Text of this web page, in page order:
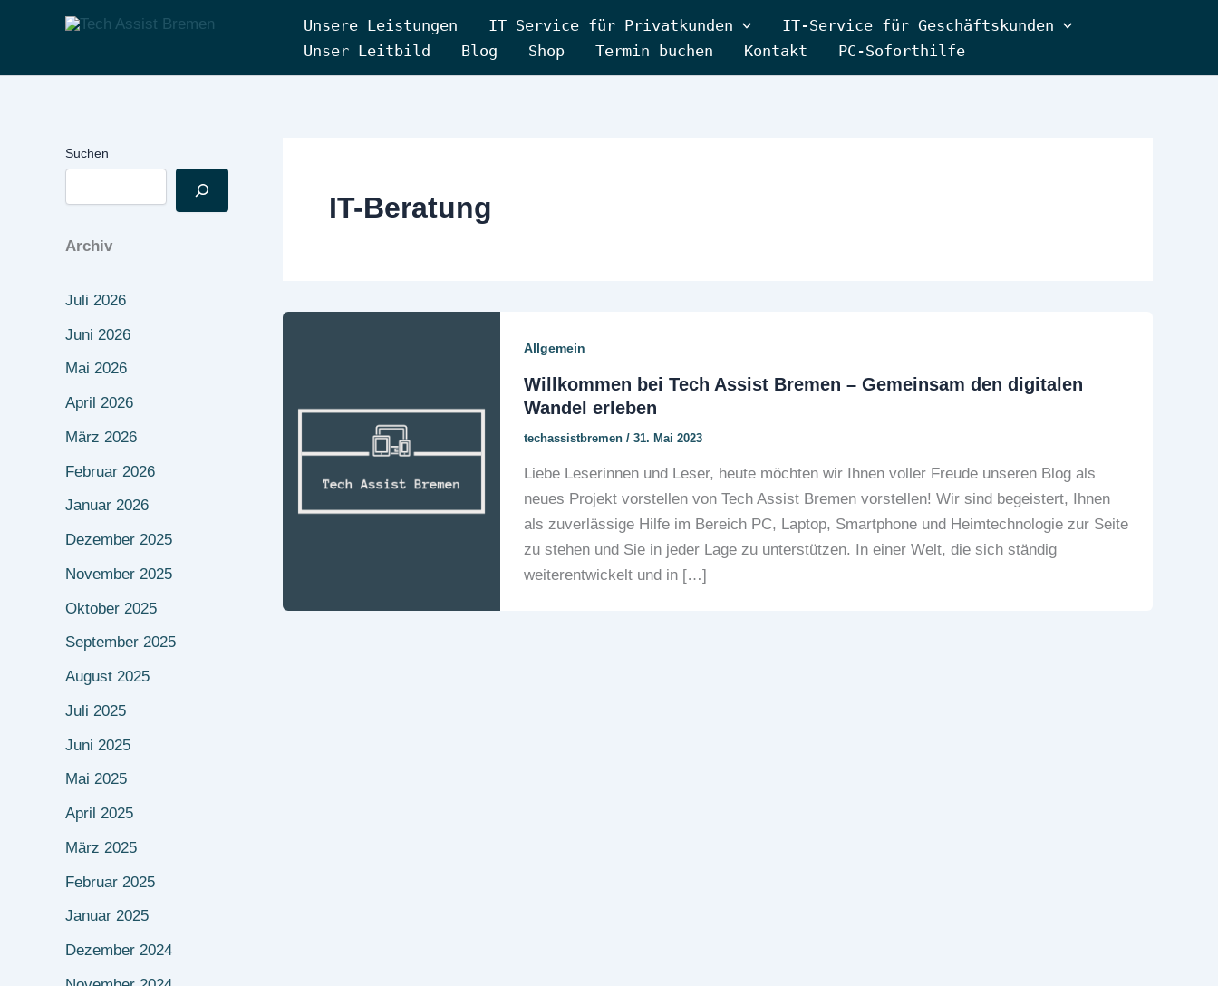
Unsere Leistungen IT Service für Privatkunden
IT-Service für Geschäftskunden
Unser Leitbild
Blog Shop Termin buchen Kontakt PC-Soforthilfe
Suchen
Archiv
Juli 2026
Juni 2026
Mai 2026
April 2026
März 2026
Februar 2026
Januar 2026
Dezember 2025
November 2025
Oktober 2025
September 2025
August 2025
Juli 2025
Juni 2025
Mai 2025
April 2025
März 2025
Februar 2025
Januar 2025
Dezember 2024
IT-Beratung
Allgemein
Willkommen bei Tech Assist Bremen – Gemeinsam den digitalen
Wandel erleben
techassistbremen / 31. Mai 2023
Liebe Leserinnen und Leser, heute möchten wir Ihnen voller Freude unseren Blog als
neues Projekt vorstellen von Tech Assist Bremen vorstellen! Wir sind begeistert, Ihnen
als zuverlässige Hilfe im Bereich PC, Laptop, Smartphone und Heimtechnologie zur Seite
zu stehen und Sie in jeder Lage zu unterstützen. In einer Welt, die sich ständig
weiterentwickelt und in […]